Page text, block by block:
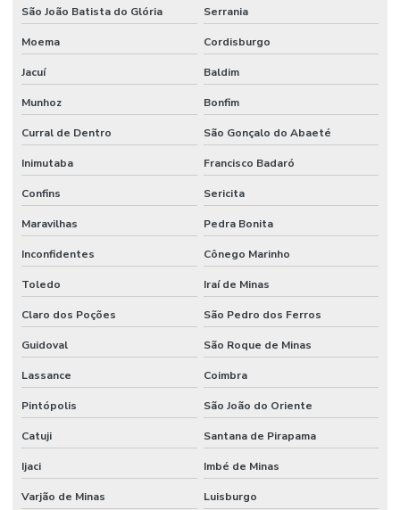
São João Batista do Glória Serrania
Moema Cordisburgo
Jacuí Baldim
Munhoz Bonfim
Curral de Dentro São Gonçalo do Abaeté
Inimutaba Francisco Badaró
Confins Sericita
Maravilhas Pedra Bonita
Inconfidentes Cônego Marinho
Toledo Iraí de Minas
Claro dos Poções São Pedro dos Ferros
Guidoval São Roque de Minas
Lassance Coimbra
Pintópolis São João do Oriente
Catuji Santana de Pirapama
Ijaci Imbé de Minas
Varjão de Minas Luisburgo